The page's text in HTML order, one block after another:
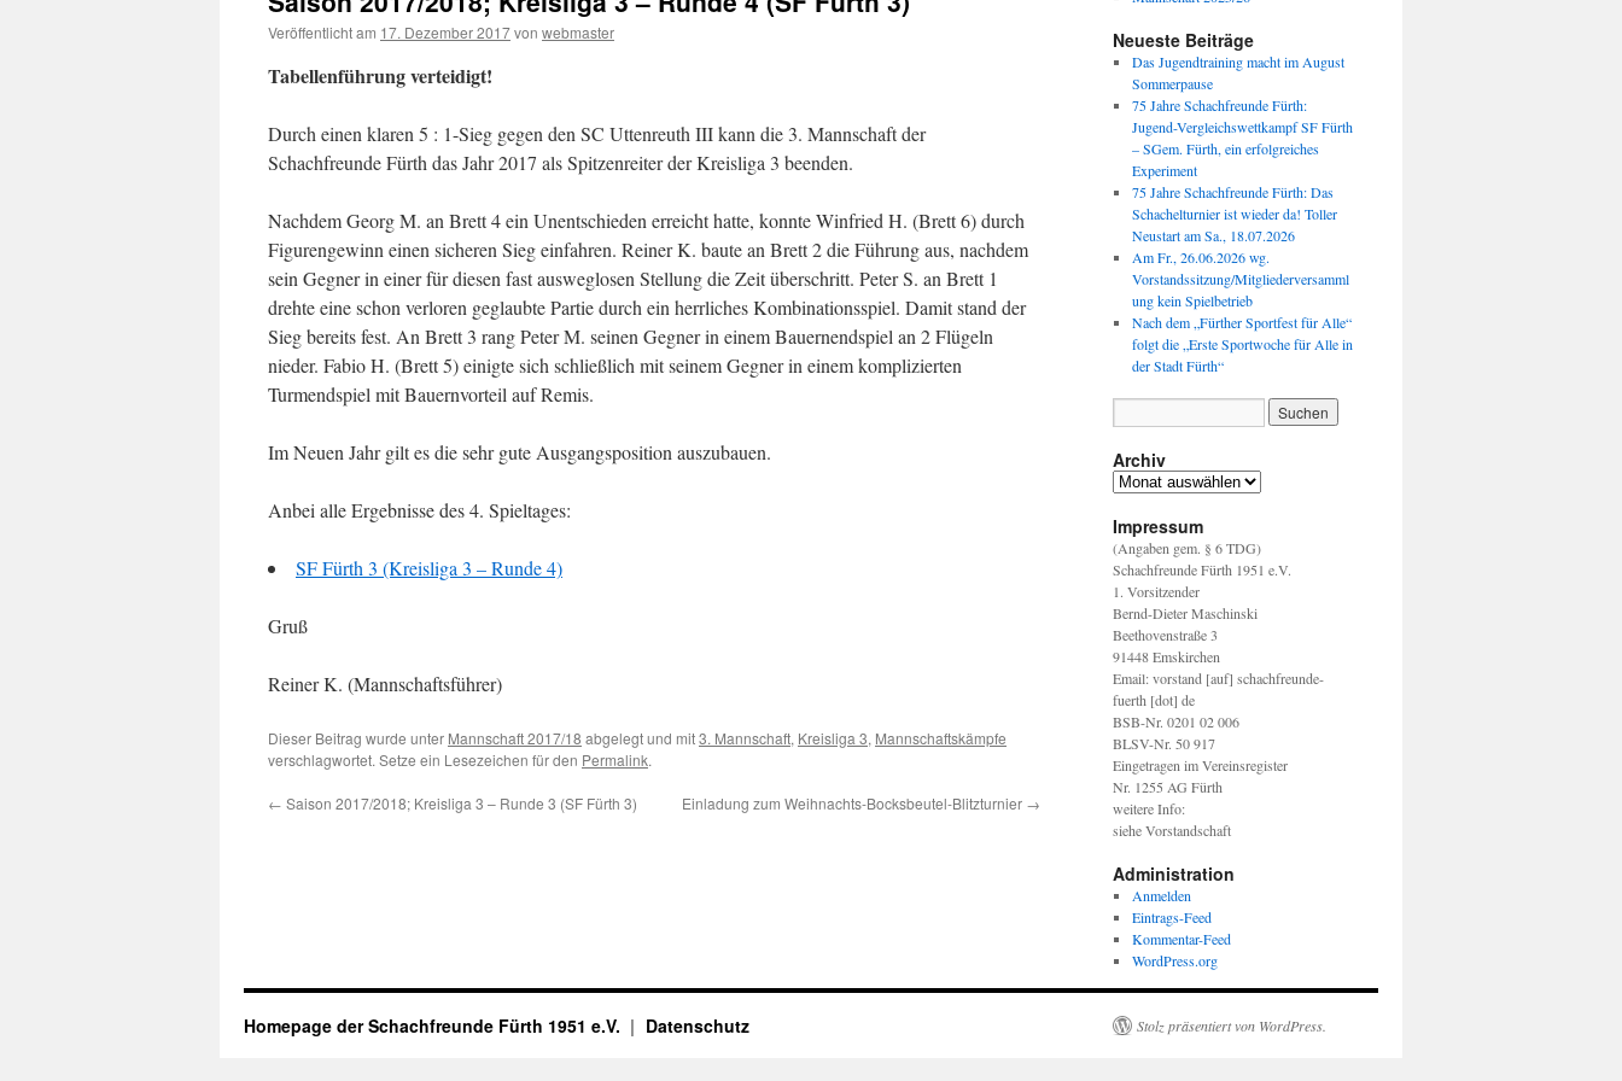
Veröffentlicht am 17. Dezember 2017von webmaster
Tabellenführung verteidigt!
Durch einen klaren 5 : 1-Sieg gegen den SC Uttenreuth III kann die 3. Mannschaft der
Schachfreunde Fürth das Jahr 2017 als Spitzenreiter der Kreisliga 3 beenden.
Nachdem Georg M. an Brett 4 ein Unentschieden erreicht hatte, konnte Winfried H. (Brett 6) durch
Figurengewinn einen sicheren Sieg einfahren. Reiner K. baute an Brett 2 die Führung aus, nachdem
sein Gegner in einer für diesen fast ausweglosen Stellung die Zeit überschritt. Peter S. an Brett 1
drehte eine schon verloren geglaubte Partie durch ein herrliches Kombinationsspiel. Damit stand der
Sieg bereits fest. An Brett 3 rang Peter M. seinen Gegner in einem Bauernendspiel an 2 Flügeln
nieder. Fabio H. (Brett 5) einigte sich schließlich mit seinem Gegner in einem komplizierten
Turmendspiel mit Bauernvorteil auf Remis.
Im Neuen Jahr gilt es die sehr gute Ausgangsposition auszubauen.
Anbei alle Ergebnisse des 4. Spieltages:
SF Fürth 3 (Kreisliga 3 – Runde 4)
Gruß
Reiner K. (Mannschaftsführer)
Dieser Beitrag wurde unter Mannschaft 2017/18 abgelegt und mit3. Mannschaft, Kreisliga 3, Mannschaftskämpfe
verschlagwortet. Setze ein Lesezeichen für den Permalink.
← Saison 2017/2018; Kreisliga 3 – Runde 3 (SF Fürth 3) Einladung zum Weihnachts-Bocksbeutel-Blitzturnier →
Neueste Beiträge
Das Jugendtraining macht im August
Sommerpause
75 Jahre Schachfreunde Fürth:
Jugend-Vergleichswettkampf SF Fürth
– SGem. Fürth, ein erfolgreiches
Experiment
75 Jahre Schachfreunde Fürth: Das
Schachelturnier ist wieder da! Toller
Neustart am Sa., 18.07.2026
Am Fr., 26.06.2026 wg.
Vorstandssitzung/Mitgliederversamml
ung kein Spielbetrieb
Nach dem „Fürther Sportfest für Alle“
folgt die „Erste Sportwoche für Alle in
der Stadt Fürth“
Archiv
Archiv
Impressum
(Angaben gem. § 6 TDG)
Schachfreunde Fürth 1951 e.V.
1. Vorsitzender
Bernd-Dieter Maschinski
Beethovenstraße 3
91448 Emskirchen
Email: vorstand [auf] schachfreunde-
fuerth [dot] de
BSB-Nr. 0201 02 006
BLSV-Nr. 50 917
Eingetragen im Vereinsregister
Nr. 1255 AG Fürth
weitere Info:
siehe Vorstandschaft
Administration
Anmelden
Eintrags-Feed
Kommentar-Feed
WordPress.org
Homepage der Schachfreunde Fürth 1951 e.V. Datenschutz Stolz präsentiert von WordPress.